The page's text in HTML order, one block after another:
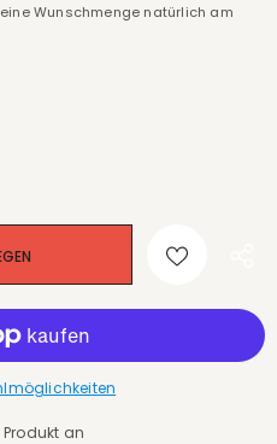
Wunschmenge natürlich am
an